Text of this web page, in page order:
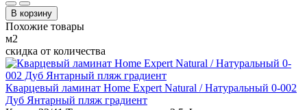
В корзину
Похожие товары
м2
скидка от количества
Кварцевый ламинат Home Expert Natural / Натуральный 0-002
Дуб Янтарный пляж градиент